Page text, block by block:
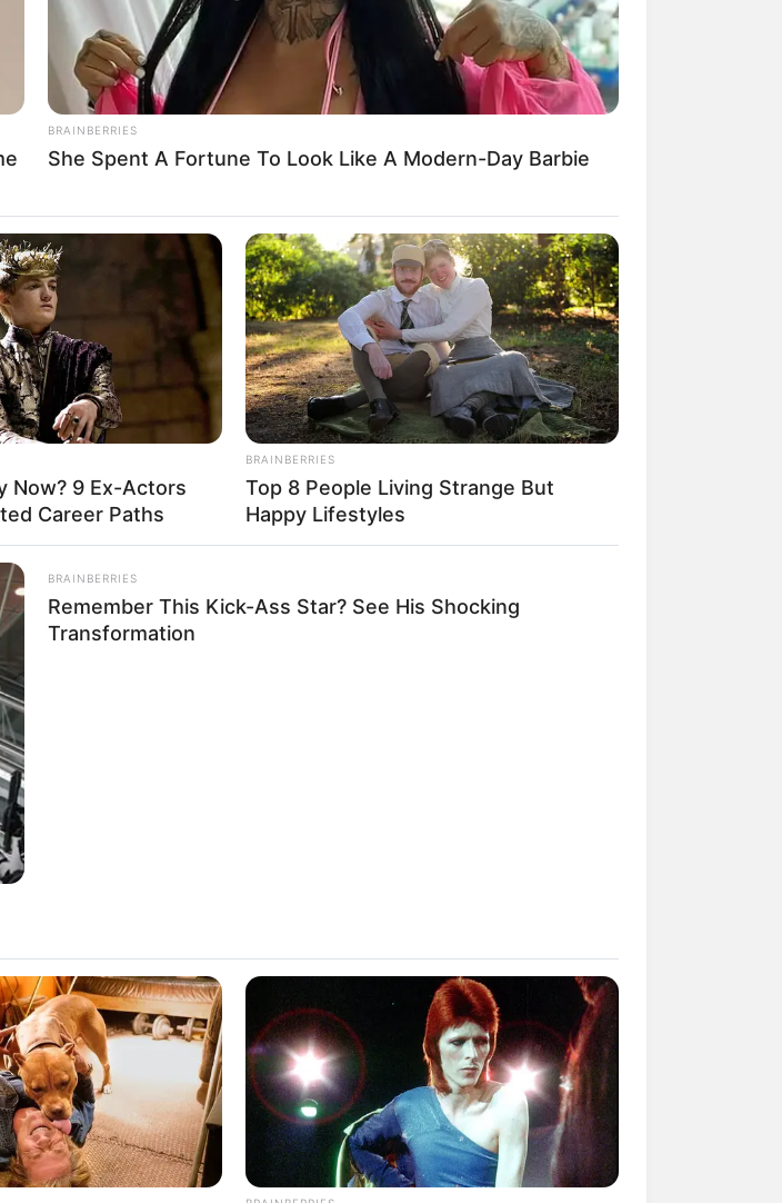
Lagu Penyanyi
wirausahawan yang
acara TV
luar biasa. Ia menjadi
3 tahun. Ia pun pernah
Serem! 9 Chat Ojek Online &
Pelanggan Ini Bikin Auto
Anti Mainstream, 10 Cara
Membawa Barang Belanjaan
Versi Warga Thailand
BRAINBERRIES
She Spent A Fortune To Look Like A Modern-Day Barbie
Now? 9 Ex-Actors
Career Paths
BRAINBERRIES
Top 8 People Living Strange But
Happy Lifestyles
BRAINBERRIES
Remember This Kick-Ass Star? See His Shocking
Transformation